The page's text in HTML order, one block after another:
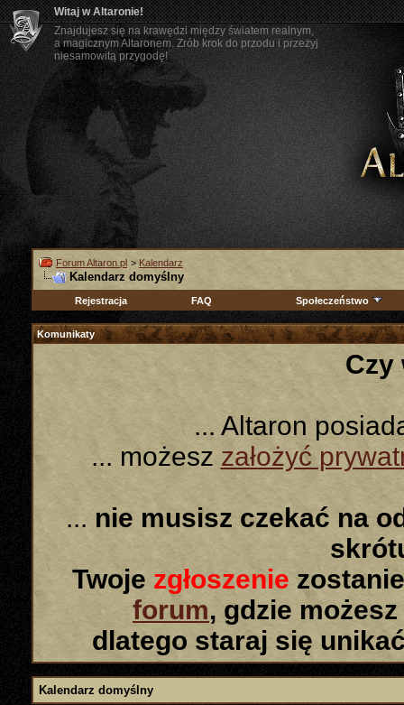
Witaj w Altaronie!
Znajdujesz się na krawędzi między światem realnym,
a magicznym Altaronem. Zrób krok do przodu i przeżyj
niesamowitą przygodę!
Forum Altaron.pl > Kalendarz
Kalendarz domyślny
Rejestracja FAQ Społeczeństwo
Komunikaty
Czy
... Altaron
... możeszzałożyć
... nie musisz czekać na
Twoje zgłoszenie
forum, gdzie
dlatego staraj się
Kalendarz domyślny